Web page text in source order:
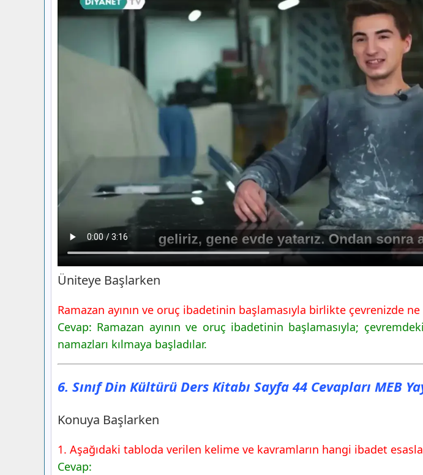
Konuya Başlarken
6. Sınıf Din Kültürü Ders Kitabı Sayfa 45 Cevapları MEB
Yayınları
Etkinlik-1
6. Sınıf Din Kültürü Ders Kitabı Sayfa 46 Cevapları MEB
Değerlendirme
6. Sınıf Din Kültürü Ders Kitabı Sayfa 47 Cevapları MEB
Yayınları
Değerlendirme
Kontrol Noktası
Üniteye Başlarken
Ramazan ayının ve oruç ibadetinin başlamasıyla birlikte çevrenizde ne
Cevap: Ramazan ayının ve oruç ibadetinin başlamasıyla;
namazları kılmaya başladılar.
6. Sınıf Din Kültürü Ders Kitabı Sayfa 44 Cevapları MEB
Konuya Başlarken
1. Aşağıdaki tabloda verilen kelime ve kavramların hangi ibadet
Cevap: